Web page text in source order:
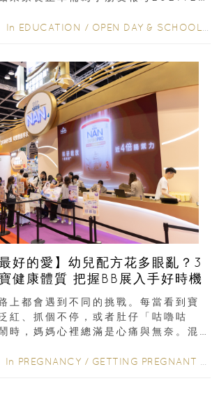
In EDUCATION / OPEN DAY & SCHOOL EVENTS
好的愛】幼兒配方花多眼亂？3
健康體質 把握BB展入手好時機
上都會遇到不同的挑戰。每當看到寶
紅、抓個不停，或者肚仔「咕嚕咕
時，媽媽心裡總滿是心痛與無奈。混
In PREGNANCY / GETTING PREGNANT